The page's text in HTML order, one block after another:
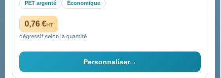
PET argenté Économique
0,76 €HT
dégressif selon la quantité
Personnaliser→
Paiement sécurisé
Plan du site
Contact & devis
06 09 53 17 41